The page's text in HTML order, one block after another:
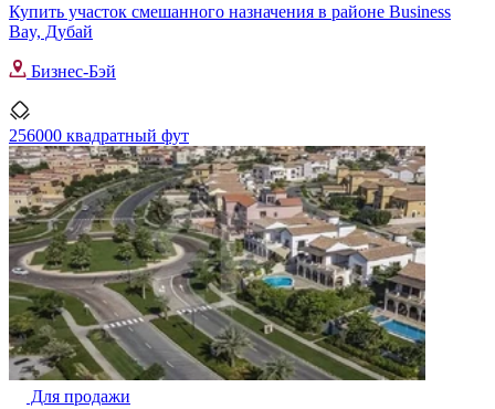
Купить участок смешанного назначения в районе Business
Bay, Дубай
Бизнес-Бэй
256000 квадратный фут
Для продажи